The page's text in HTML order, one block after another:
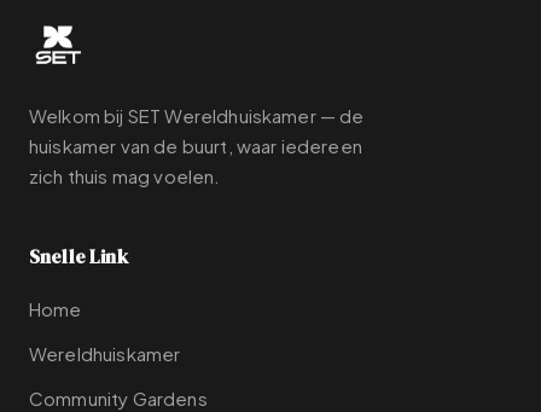
Welkom bij SET Wereldhuiskamer — de
huiskamer van de buurt, waar iedereen
zich thuis mag voelen.
Snelle Link
Home
Wereldhuiskamer
Community Gardens